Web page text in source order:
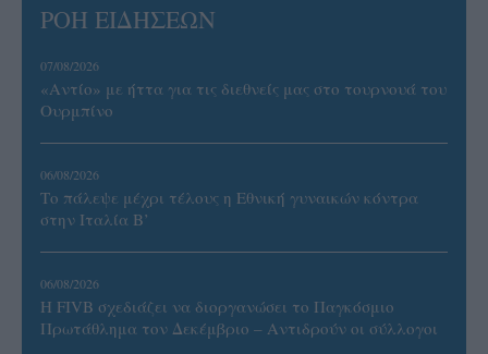
ΡΟΗ ΕΙΔΗΣΕΩΝ
07/08/2026
«Αντίο» με ήττα για τις διεθνείς μας στο τουρνουά του
Ουρμπίνο
06/08/2026
Το πάλεψε μέχρι τέλους η Εθνική γυναικών κόντρα
στην Ιταλία Β’
06/08/2026
Η FIVB σχεδιάζει να διοργανώσει το Παγκόσμιο
Πρωτάθλημα τον Δεκέμβριο – Αντιδρούν οι σύλλογοι